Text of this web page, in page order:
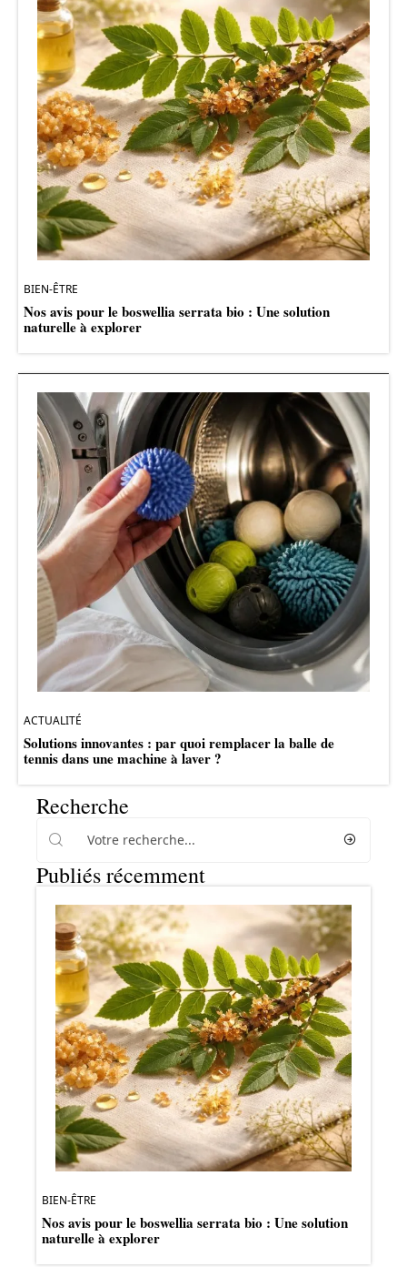
BIEN-ÊTRE
Nos avis pour le boswellia serrata bio : Une solution
naturelle à explorer
ACTUALITÉ
Solutions innovantes : par quoi remplacer la balle de
tennis dans une machine à laver ?
Recherche
Publiés récemment
BIEN-ÊTRE
Nos avis pour le boswellia serrata bio : Une solution
naturelle à explorer